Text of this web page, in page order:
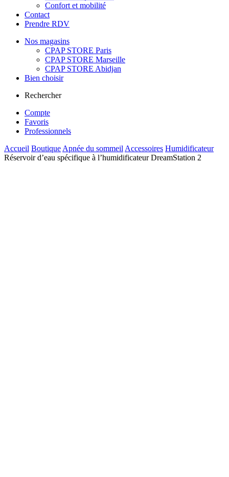
Confort et mobilité
Contact
Prendre RDV
Nos magasins
CPAP STORE Paris
CPAP STORE Marseille
CPAP STORE Abidjan
Bien choisir
Rechercher
Compte
Favoris
Professionnels
Accueil BoutiqueApnée du sommeilAccessoires Humidificateur
Réservoir d’eau spécifique à l’humidificateur DreamStation 2